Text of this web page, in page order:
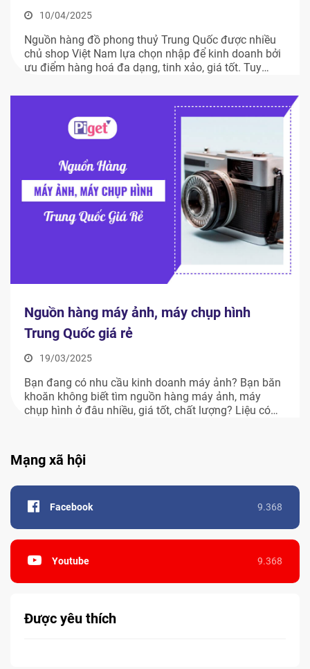
10/04/2025
Nguồn hàng đồ phong thuỷ Trung Quốc được nhiều
chủ shop Việt Nam lựa chọn nhập để kinh doanh bởi
ưu điểm hàng hoá đa dạng, tinh xảo, giá tốt. Tuy
vậy không hề dễ. Nhưng bạn đừng lo, bài viết dưới
Nguồn hàng máy ảnh, máy chụp hình
Trung Quốc giá rẻ
19/03/2025
Bạn đang có nhu cầu kinh doanh máy ảnh? Bạn băn
khoăn không biết tìm nguồn hàng máy ảnh, máy
chụp hình ở đâu nhiều, giá tốt, chất lượng? Liệu có
quyết hết những vấn […]
Mạng xã hội
Facebook 9.368
Youtube 9.368
Được yêu thích